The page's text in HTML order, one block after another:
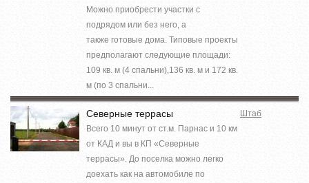
Можно приобрести участки с
подрядом или без него, а
также готовые дома. Типовые проекты
предполагают следующие площади:
109 кв. м (4 спальни),136 кв. м и 172 кв.
м (по 3 спальни...
Северные террасы
Всего 10 минут от ст.м. Парнас и 10 км
от КАД и вы в КП «Северные
террасы». До поселка можно легко
доехать как на автомобиле по
Штаб